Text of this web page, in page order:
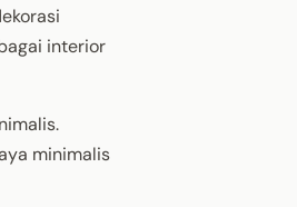
interior
minimalis